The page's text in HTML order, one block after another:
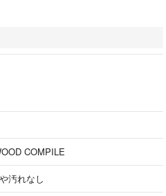
馴染む1着です。
ハリウッドコンパイル】
エットと機能性を融合。
常に溶け込む上質なリアルクローズを
COMPILE
汚れなし